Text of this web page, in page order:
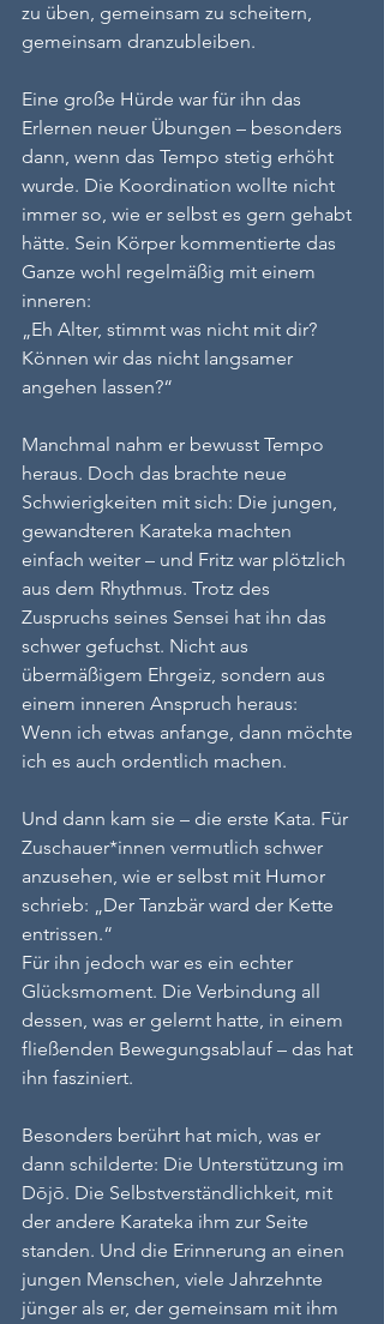
zu üben, gemeinsam zu scheitern,
gemeinsam dranzubleiben.
Eine große Hürde war für ihn das
Erlernen neuer Übungen – besonders
dann, wenn das Tempo stetig erhöht
wurde. Die Koordination wollte nicht
immer so, wie er selbst es gern gehabt
hätte. Sein Körper kommentierte das
Ganze wohl regelmäßig mit einem
inneren:
„Eh Alter, stimmt was nicht mit dir?
Können wir das nicht langsamer
angehen lassen?“
Manchmal nahm er bewusst Tempo
heraus. Doch das brachte neue
Schwierigkeiten mit sich: Die jungen,
gewandteren Karateka machten
einfach weiter – und Fritz war plötzlich
aus dem Rhythmus. Trotz des
Zuspruchs seines Sensei hat ihn das
schwer gefuchst. Nicht aus
übermäßigem Ehrgeiz, sondern aus
einem inneren Anspruch heraus:
Wenn ich etwas anfange, dann möchte
ich es auch ordentlich machen.
Und dann kam sie – die erste Kata. Für
Zuschauer*innen vermutlich schwer
anzusehen, wie er selbst mit Humor
schrieb: „Der Tanzbär ward der Kette
entrissen.“
Für ihn jedoch war es ein echter
Glücksmoment. Die Verbindung all
dessen, was er gelernt hatte, in einem
fließenden Bewegungsablauf – das hat
ihn fasziniert.
Besonders berührt hat mich, was er
dann schilderte: Die Unterstützung im
Dōjō. Die Selbstverständlichkeit, mit
der andere Karateka ihm zur Seite
standen. Und die Erinnerung an einen
jungen Menschen, viele Jahrzehnte
jünger als er, der gemeinsam mit ihm